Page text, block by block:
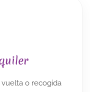
o recogida